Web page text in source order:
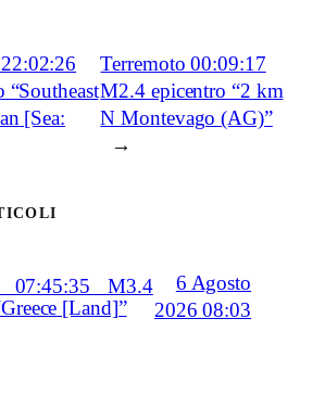
“Southeast
[Sea:
Terremoto 00:09:17
M2.4 epicentro “2 km
N Montevago (AG)”
→
07:45:35 M3.4
[Land]”
6 Agosto
2026 08:03